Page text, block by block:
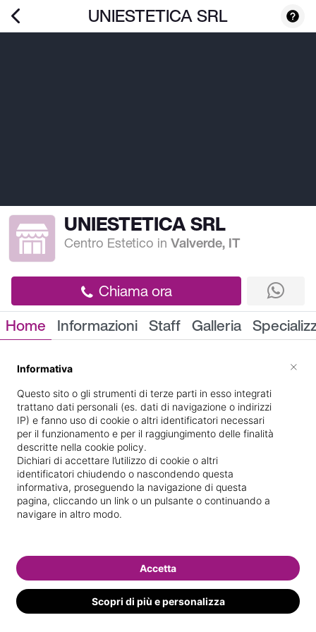
UNIESTETICA SRL
UNIESTETICA SRL
Centro Estetico inValverde, IT
Chiama ora
Home Informazioni Staff Galleria
Informazioni
V. ALESSANDRO
VOLTA 25
Indicazioni stradali
Informativa
Questo sito o gli strumenti di terze parti in esso integrati
trattano dati personali (es. dati di navigazione o indirizzi
IP) e fanno uso di cookie o altri identificatori necessari
per il funzionamento e per il raggiungimento delle finalità
descritte nella cookie policy.
Dichiari di accettare l’utilizzo di cookie o altri
identificatori chiudendo o nascondendo questa
informativa, proseguendo la navigazione di questa
pagina, cliccando un link o un pulsante o continuando a
navigare in altro modo.
Scopri di più e personalizza
Accetta
×